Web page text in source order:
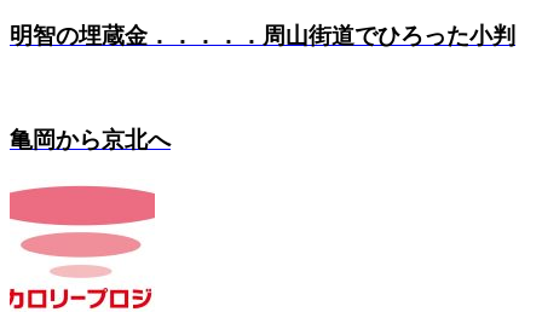
明智の埋蔵金．．．．．周山街道でひろった小判
亀岡から京北へ